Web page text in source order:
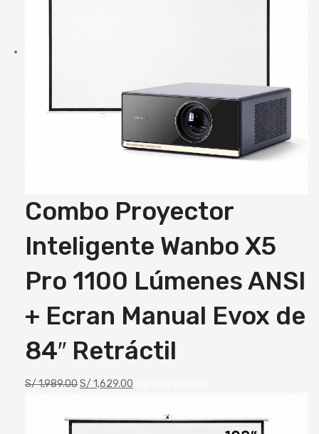
Combo Proyector
Inteligente Wanbo X5
Pro 1100 Lúmenes ANSI
+ Ecran Manual Evox de
84″ Retráctil
S/1,989.00S/ 1,629.00